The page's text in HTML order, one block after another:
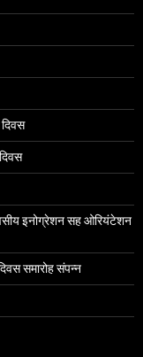
इनोग्रेशन सह ओरियंटेशन
समारोह संपन्न